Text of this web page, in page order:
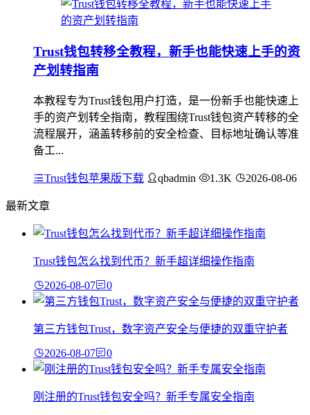
Trust钱包转移全教程，新手也能快速上手的资
产划转指南
本教程专为Trust钱包用户打造，是一份新手也能快速上
手的资产划转全指南，教程围绕Trust钱包资产转移的全
流程展开，涵盖转移前的安全检查、目标地址确认等准
备工...
Trust钱包苹果版下载 qbadmin 1.3K 2026-08-06
最新文章
Trust钱包怎么找到代币？新手超详细操作指南
2026-08-07 0
第三方钱包Trust，数字资产安全与便捷的双重守护者
2026-08-07 0
刚注册的Trust钱包安全吗？新手专属安全指南